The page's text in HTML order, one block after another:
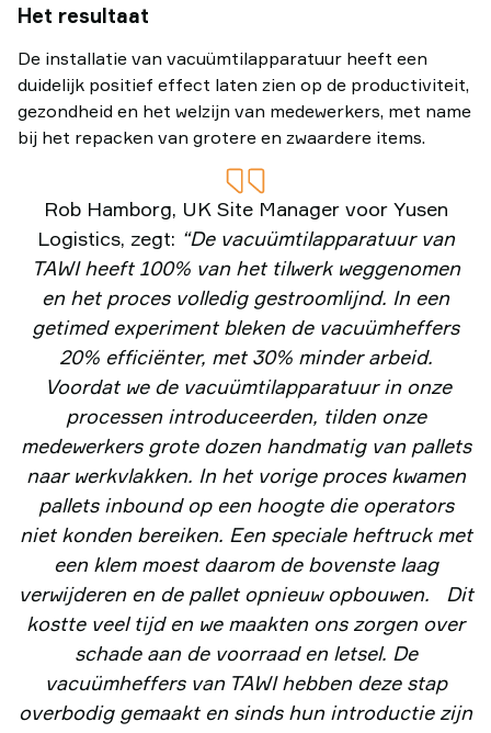
Het resultaat
De installatie van vacuümtilapparatuur heeft een
duidelijk positief effect laten zien op de productiviteit,
gezondheid en het welzijn van medewerkers, met name
bij het repacken van grotere en zwaardere items.
Rob Hamborg, UK Site Manager voor Yusen
Logistics, zegt: “De vacuümtilapparatuur van
TAWI heeft 100% van het tilwerk weggenomen
en het proces volledig gestroomlijnd. In een
getimed experiment bleken de vacuümheffers
20% efficiënter, met 30% minder arbeid.
Voordat we de vacuümtilapparatuur in onze
processen introduceerden, tilden onze
medewerkers grote dozen handmatig van pallets
naar werkvlakken. In het vorige proces kwamen
pallets inbound op een hoogte die operators
niet konden bereiken. Een speciale heftruck met
een klem moest daarom de bovenste laag
verwijderen en de pallet opnieuw opbouwen.
Dit
kostte veel tijd en we maakten ons zorgen over
schade aan de voorraad en letsel. De
vacuümheffers van TAWI hebben deze stap
overbodig gemaakt en sinds hun introductie zijn